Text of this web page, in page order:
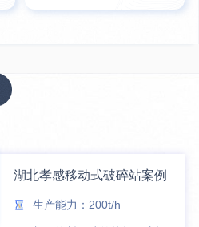
湖北孝感移动式破碎站案例
生产能力：200t/h